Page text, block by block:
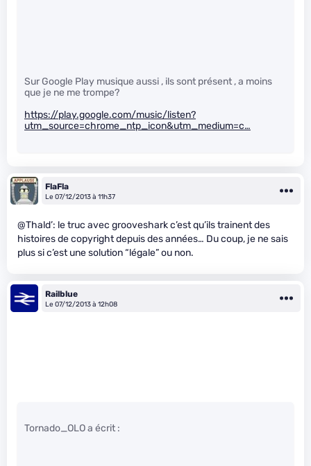
Sur Google Play musique aussi , ils sont présent , a moins
que je ne me trompe?
https://play.google.com/music/listen?
utm_source=chrome_ntp_icon&utm_medium=c…
FlaFla
Le 07/12/2013 à 11h37
@Thald’: le truc avec grooveshark c’est qu’ils trainent des
histoires de copyright depuis des années… Du coup, je ne sais
plus si c’est une solution “légale” ou non.
Railblue
Le 07/12/2013 à 12h08
Tornado_OLO a écrit :